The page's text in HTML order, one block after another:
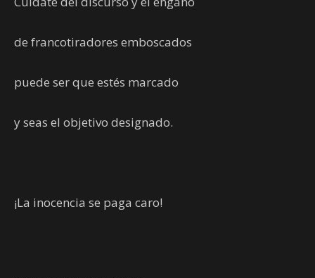
de francotiradores emboscados
puede ser que estés marcado
y seas el objetivo designado.
¡La inocencia se paga caro!